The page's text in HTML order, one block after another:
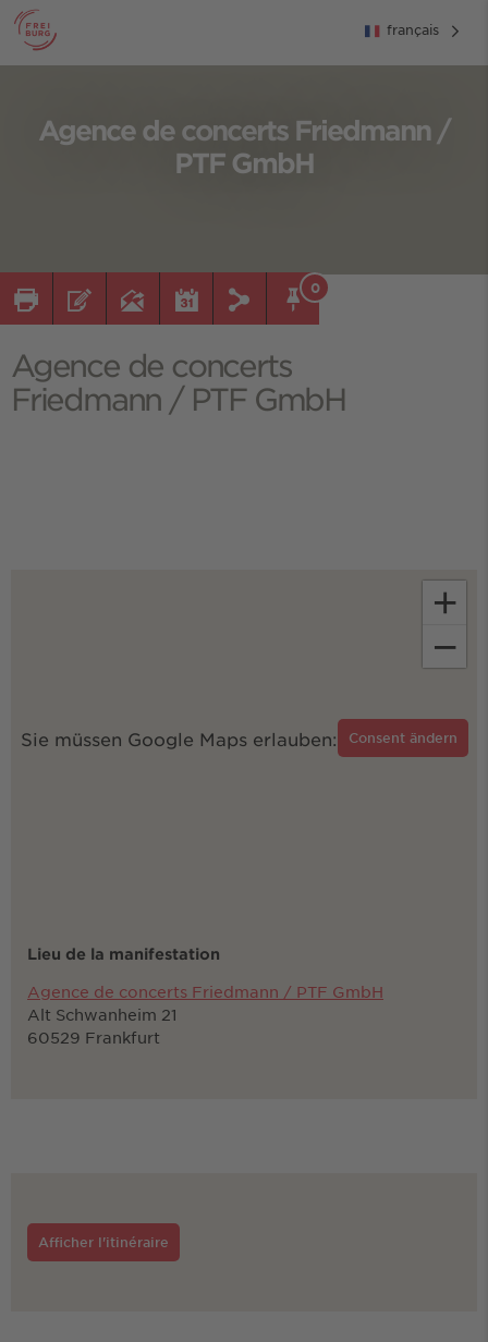
français
Agence de concerts Friedmann /
PTF GmbH
0
Agence de concerts
Friedmann / PTF GmbH
Sie müssen Google Maps erlauben: Consent ändern
+
−
Lieu de la manifestation
Agence de concerts Friedmann / PTF GmbH
Alt Schwanheim 21
60529 Frankfurt
Afficher l'itinéraire